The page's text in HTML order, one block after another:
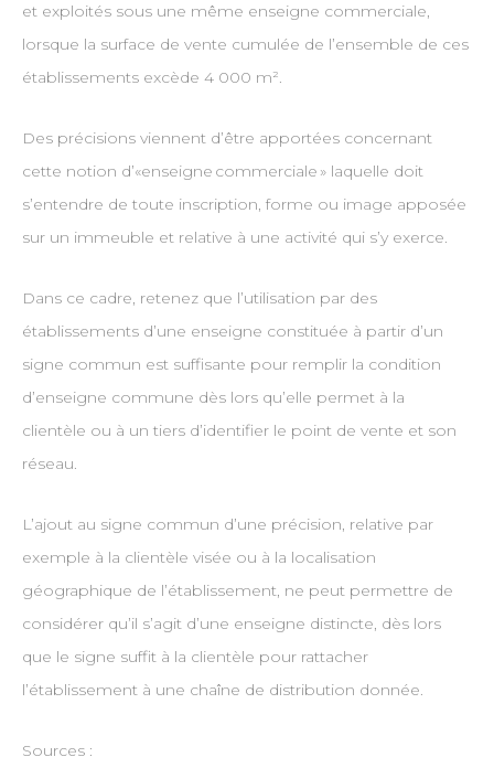
et exploités sous une même enseigne commerciale,
lorsque la surface de vente cumulée de l’ensemble de ces
établissements excède 4 000 m².
Des précisions viennent d’être apportées concernant
cette notion d’«enseigne commerciale » laquelle doit
s’entendre de toute inscription, forme ou image apposée
sur un immeuble et relative à une activité qui s’y exerce.
Dans ce cadre, retenez que l’utilisation par des
établissements d’une enseigne constituée à partir d’un
signe commun est suffisante pour remplir la condition
d’enseigne commune dès lors qu’elle permet à la
clientèle ou à un tiers d’identifier le point de vente et son
réseau.
L’ajout au signe commun d’une précision, relative par
exemple à la clientèle visée ou à la localisation
géographique de l’établissement, ne peut permettre de
considérer qu’il s’agit d’une enseigne distincte, dès lors
que le signe suffit à la clientèle pour rattacher
l’établissement à une chaîne de distribution donnée.
Sources :